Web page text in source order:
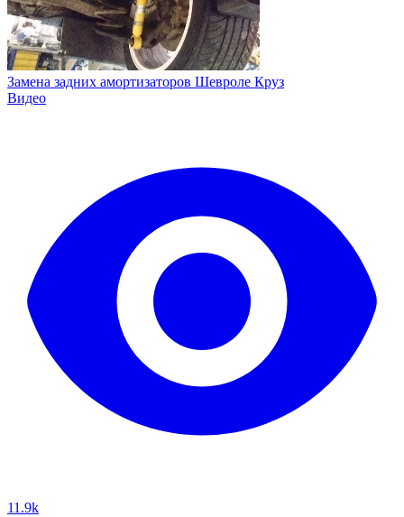
Замена задних амортизаторов Шевроле Круз
Видео
11.9k